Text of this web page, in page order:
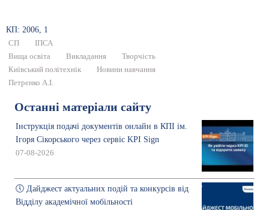
КП: 2006, 1
СП
ІПСА
Вища освіта
Викладання
Творчість
Київський політехнік
Новини навчання
Петренко А.І.
Останні матеріали сайту
Інструкція подачі документів онлайн в КПІ ім.
Ігоря Сікорського через сервіс KPI Sign
07-08-2026
🕔 Дайджест актуальних подій та конкурсів від
Відділу академічної мобільності